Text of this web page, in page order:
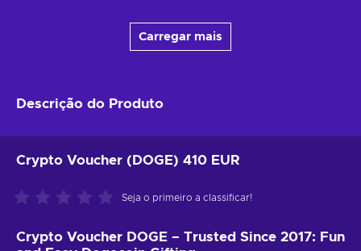
Carregar mais
Descrição do Produto
Crypto Voucher (DOGE) 410 EUR
Seja o primeiro a classificar!
Crypto Voucher DOGE – Trusted Since 2017: Fun